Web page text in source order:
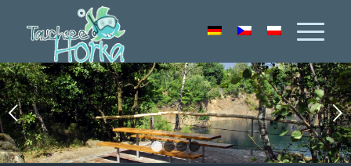
Weiter
1 2 3 4